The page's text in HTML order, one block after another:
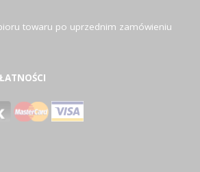
towaru po uprzednim zamówieniu